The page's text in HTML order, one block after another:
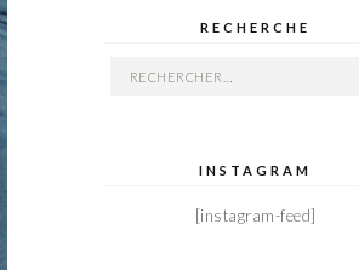
RECHERCHE
Rechercher :
INSTAGRAM
[instagram-feed]